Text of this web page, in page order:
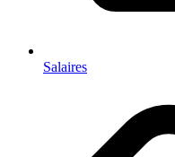
Salaires